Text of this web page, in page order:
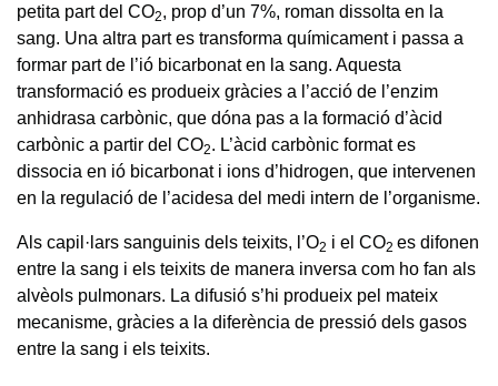
petita part del CO2, prop d’un 7%, roman dissolta en la
sang. Una altra part es transforma químicament i passa a
formar part de l’ió bicarbonat en la sang. Aquesta
transformació es produeix gràcies a l’acció de l’enzim
anhidrasa carbònic, que dóna pas a la formació d’àcid
carbònic a partir del CO2. L’àcid carbònic format es
dissocia en ió bicarbonat i ions d’hidrogen, que intervenen
en la regulació de l’acidesa del medi intern de l’organisme.
Als capil·lars sanguinis dels teixits, l’O2 i el CO2 es difonen
entre la sang i els teixits de manera inversa com ho fan als
alvèols pulmonars. La difusió s’hi produeix pel mateix
mecanisme, gràcies a la diferència de pressió dels gasos
entre la sang i els teixits.